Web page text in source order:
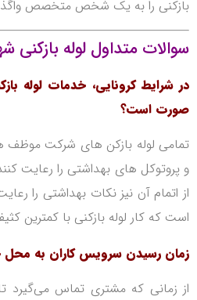
بازکنی را به یک شخص متخصص
سوالات متداول لوله بازکنی
در شرایط کرونایی، خدمات لوله
صورت است؟
تمامی لوله بازکن های شرکت موظف
و پروتوکل های بهداشتی را رعایت
از اتمام آن نیز نکات بهداشتی را
است که کار لوله بازکنی با کمترین
زمان رسیدن سرویس کاران به
از زمانی که مشتری تماس می‌گیرد